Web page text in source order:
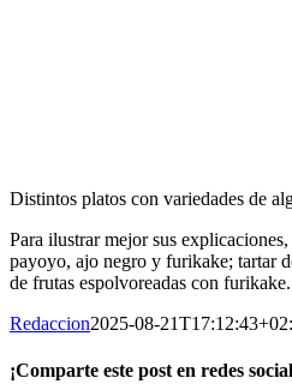
Distintos platos con variedades de
Para ilustrar mejor sus explicaciones,
payoyo, ajo negro y furikake; tartar
de frutas espolvoreadas con furikake.
Redaccion2025-08-
¡Comparte este post en redes